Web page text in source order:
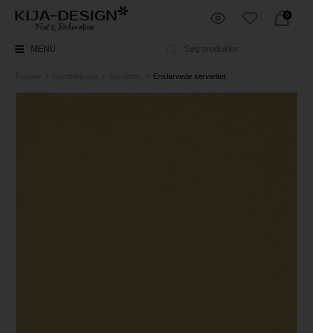
0
MENU
Ensfarvede servietter